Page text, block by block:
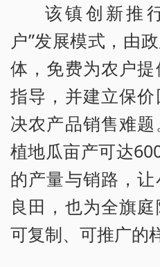
该镇创新推
户”发展模式，由
体，免费为农户
指导，并建立保
决农产品销售难
植地瓜亩产可达
的产量与销路，
良田，也为全旗
可复制、可推广的